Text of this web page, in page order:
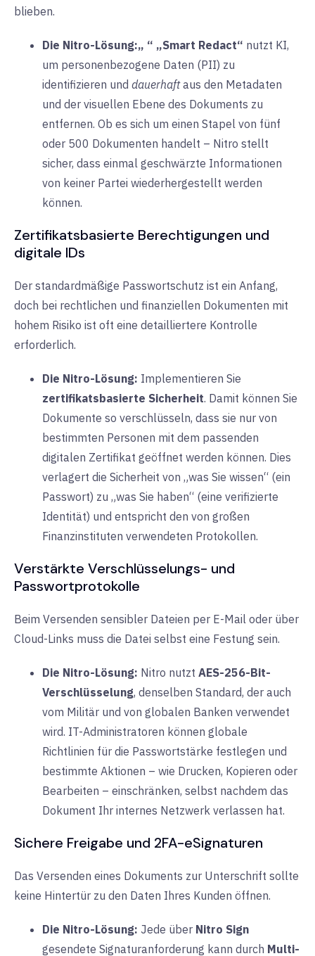
blieben.
Die Nitro-Lösung:„ “ „Smart Redact“ nutzt KI,
um personenbezogene Daten (PII) zu
identifizieren und dauerhaftaus den Metadaten
und der visuellen Ebene des Dokuments zu
entfernen. Ob es sich um einen Stapel von fünf
oder 500 Dokumenten handelt – Nitro stellt
sicher, dass einmal geschwärzte Informationen
von keiner Partei wiederhergestellt werden
können.
Zertifikatsbasierte Berechtigungen und
digitale IDs
Der standardmäßige Passwortschutz ist ein Anfang,
doch bei rechtlichen und finanziellen Dokumenten mit
hohem Risiko ist oft eine detailliertere Kontrolle
erforderlich.
Die Nitro-Lösung: Implementieren Sie
zertifikatsbasierte Sicherheit. Damit können Sie
Dokumente so verschlüsseln, dass sie nur von
bestimmten Personen mit dem passenden
digitalen Zertifikat geöffnet werden können. Dies
verlagert die Sicherheit von „was Sie wissen“ (ein
Passwort) zu „was Sie haben“ (eine verifizierte
Identität) und entspricht den von großen
Finanzinstituten verwendeten Protokollen.
Verstärkte Verschlüsselungs- und
Passwortprotokolle
Beim Versenden sensibler Dateien per E-Mail oder über
Cloud-Links muss die Datei selbst eine Festung sein.
Die Nitro-Lösung: Nitro nutzt AES-256-Bit-
Verschlüsselung, denselben Standard, der auch
vom Militär und von globalen Banken verwendet
wird. IT-Administratoren können globale
Richtlinien für die Passwortstärke festlegen und
bestimmte Aktionen – wie Drucken, Kopieren oder
Bearbeiten – einschränken, selbst nachdem das
Dokument Ihr internes Netzwerk verlassen hat.
Sichere Freigabe und 2FA-eSignaturen
Das Versenden eines Dokuments zur Unterschrift sollte
keine Hintertür zu den Daten Ihres Kunden öffnen.
Die Nitro-Lösung: Jede über Nitro Sign
gesendete Signaturanforderung kann durch Multi-